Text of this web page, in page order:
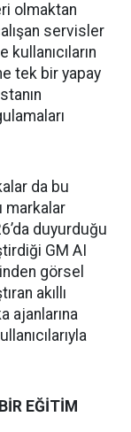
olmaktan
servisler
tek bir yapay
da bu
markalar
duyurduğu
GM AI
görsel
akıllı
ajanlarına
EĞİTİM